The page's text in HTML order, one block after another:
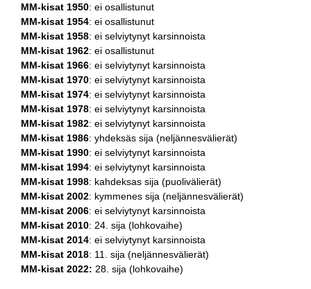
MM-kisat 1950: ei osallistunut
MM-kisat 1954: ei osallistunut
MM-kisat 1958: ei selviytynyt karsinnoista
MM-kisat 1962: ei osallistunut
MM-kisat 1966: ei selviytynyt karsinnoista
MM-kisat 1970: ei selviytynyt karsinnoista
MM-kisat 1974: ei selviytynyt karsinnoista
MM-kisat 1978: ei selviytynyt karsinnoista
MM-kisat 1982: ei selviytynyt karsinnoista
MM-kisat 1986: yhdeksäs sija (neljännesvälierät)
MM-kisat 1990: ei selviytynyt karsinnoista
MM-kisat 1994: ei selviytynyt karsinnoista
MM-kisat 1998: kahdeksas sija (puolivälierät)
MM-kisat 2002: kymmenes sija (neljännesvälierät)
MM-kisat 2006: ei selviytynyt karsinnoista
MM-kisat 2010: 24. sija (lohkovaihe)
MM-kisat 2014: ei selviytynyt karsinnoista
MM-kisat 2018: 11. sija (neljännesvälierät)
MM-kisat 2022: 28. sija (lohkovaihe)